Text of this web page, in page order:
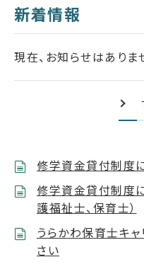
新着情報
現在、お知らせはありま
修学資金貸付制度に
修学資金貸付制度
護福祉士、保育士）
うらかわ保育士キ
さい